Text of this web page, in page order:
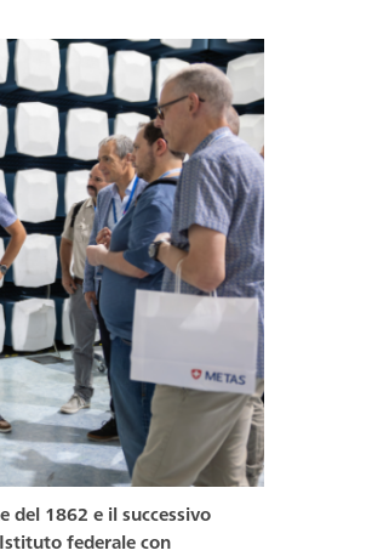
1862 e il successivo
federale con